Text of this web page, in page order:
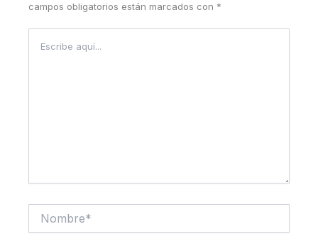
campos obligatorios están marcados con *
aquí...